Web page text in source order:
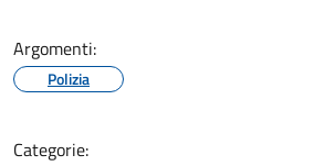
Argomenti:
Polizia
Categorie: